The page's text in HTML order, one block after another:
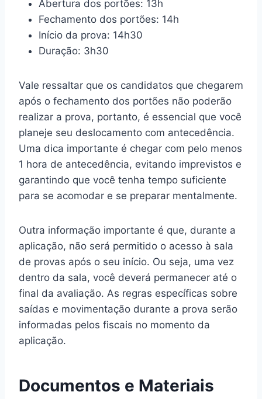
Abertura dos portões: 13h
Fechamento dos portões: 14h
Início da prova: 14h30
Duração: 3h30
Vale ressaltar que os candidatos que chegarem
após o fechamento dos portões não poderão
realizar a prova, portanto, é essencial que você
planeje seu deslocamento com antecedência.
Uma dica importante é chegar com pelo menos
1 hora de antecedência, evitando imprevistos e
garantindo que você tenha tempo suficiente
para se acomodar e se preparar mentalmente.
Outra informação importante é que, durante a
aplicação, não será permitido o acesso à sala
de provas após o seu início. Ou seja, uma vez
dentro da sala, você deverá permanecer até o
final da avaliação. As regras específicas sobre
saídas e movimentação durante a prova serão
informadas pelos fiscais no momento da
aplicação.
Documentos e Materiais